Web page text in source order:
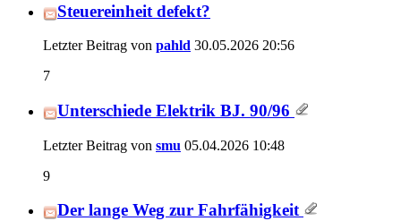
Steuereinheit defekt?
Letzter Beitrag von pahld 30.05.2026 20:56
7
Unterschiede Elektrik BJ. 90/96
Letzter Beitrag von smu 05.04.2026 10:48
9
Der lange Weg zur Fahrfähigkeit